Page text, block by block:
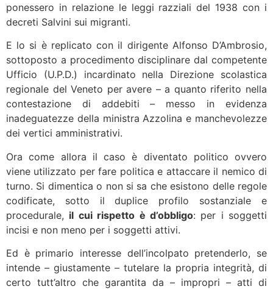
ponessero in relazione le leggi razziali del 1938 con i
decreti Salvini sui migranti.
E lo si è replicato con il dirigente Alfonso D’Ambrosio,
sottoposto a procedimento disciplinare dal competente
Ufficio (U.P.D.) incardinato nella Direzione scolastica
regionale del Veneto per avere – a quanto riferito nella
contestazione di addebiti – messo in evidenza
inadeguatezze della ministra Azzolina e manchevolezze
dei vertici amministrativi.
Ora come allora il caso è diventato politico ovvero
viene utilizzato per fare politica e attaccare il nemico di
turno. Si dimentica o non si sa che esistono delle regole
codificate, sotto il duplice profilo sostanziale e
procedurale, il cui rispetto è d’obbligo: per i soggetti
incisi e non meno per i soggetti attivi.
Ed è primario interesse dell’incolpato pretenderlo, se
intende – giustamente – tutelare la propria integrità, di
certo tutt’altro che garantita da – impropri – atti di